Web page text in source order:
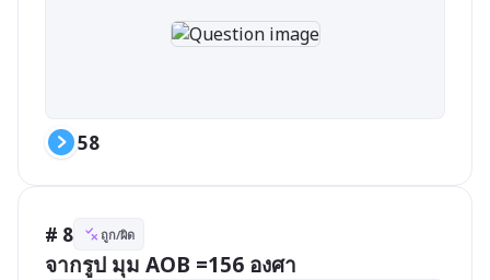
58
# 8 ถูก/ผิด
จากรูป มุม AOB =156 องศา